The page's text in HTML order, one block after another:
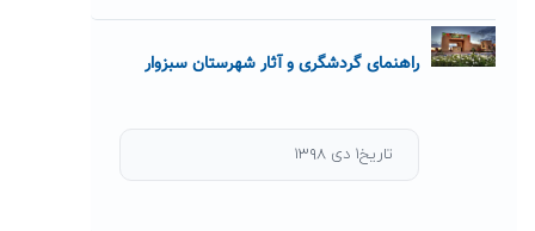
راهنمای گردشگری و آثار شهرستان سبزوار
تاریخ۱ دی ۱۳۹۸